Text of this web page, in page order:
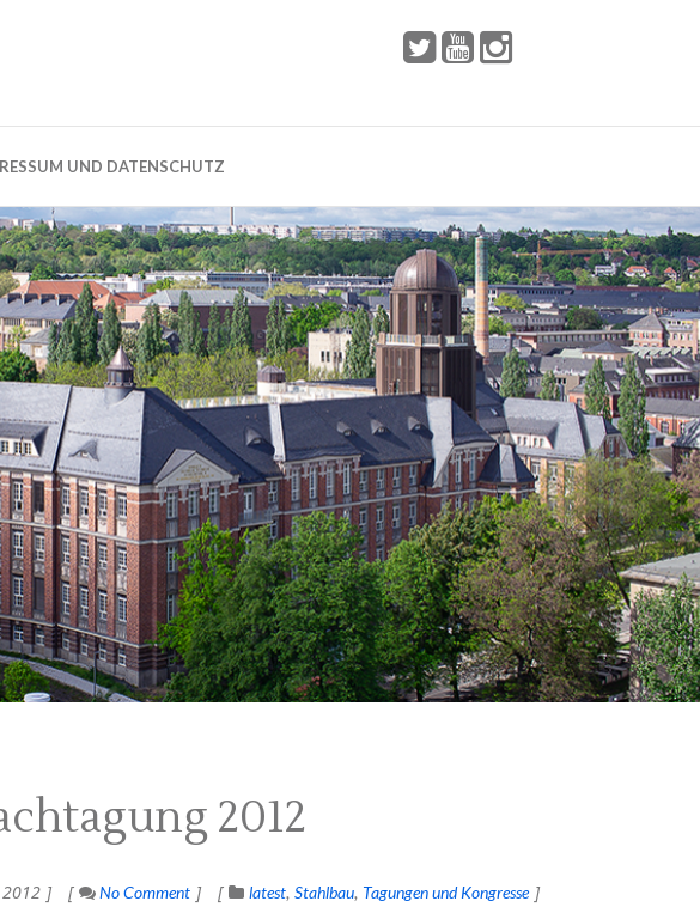
UND DATENSCHUTZ
2012
No Comment latest Stahlbau Tagungen und Kongresse